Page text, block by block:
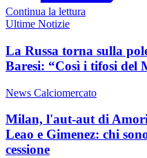
Continua la lettura
Ultime Notizie
La Russa torna sulla
Baresi: “Così i tifosi
News Calciomercato
Milan, l'aut-aut di
Leao e Gimenez: chi
cessione